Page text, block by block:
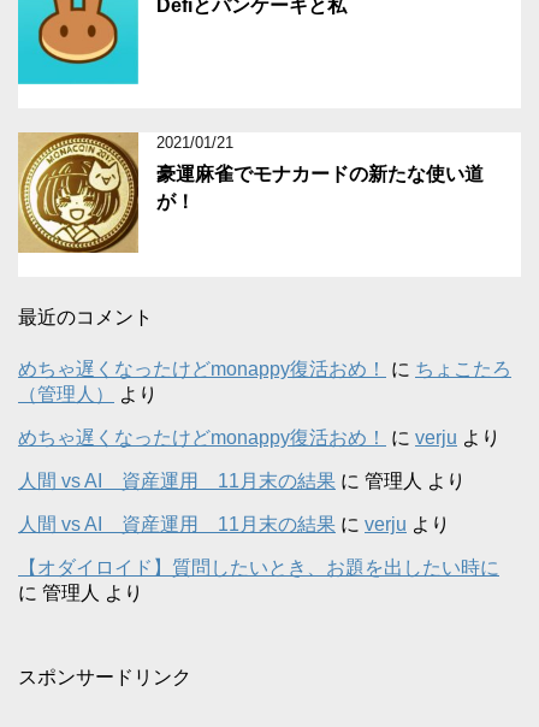
Defiとパンケーキと私
2021/01/21
豪運麻雀でモナカードの新たな使い道
が！
最近のコメント
めちゃ遅くなったけどmonappy復活おめ！ に ちょこたろ
（管理人）
より
めちゃ遅くなったけどmonappy復活おめ！ に verju より
人間 vs AI 資産運用 11月末の結果 に 管理人 より
人間 vs AI 資産運用 11月末の結果 に verju より
【オダイロイド】質問したいとき、お題を出したい時に
に 管理人 より
スポンサードリンク